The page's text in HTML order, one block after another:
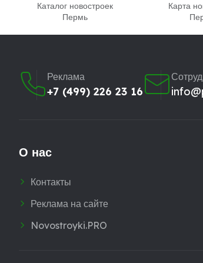
Каталог новостроек
Пермь
Карта
Реклама
+7 (499) 226 23 16
О нас
Контакты
Реклама на сайте
Novostroyki.PRO